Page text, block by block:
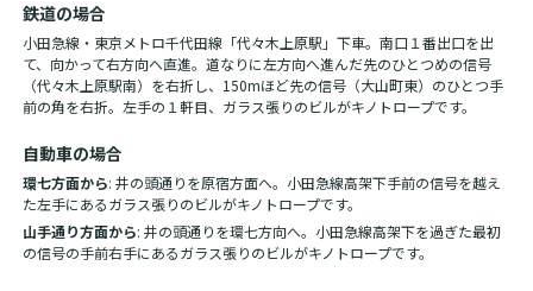
鉄道の場合
小田急線・東京メトロ千代田線「代々木上原駅」下車。南口１番出口を出
て、向かって右方向へ直進。道なりに左方向へ進んだ先のひとつめの信号
（代々木上原駅南）を右折し、150mほど先の信号（大山町東）のひとつ手
前の角を右折。左手の１軒目、ガラス張りのビルがキノトロープです。
自動車の場合
環七方面から: 井の頭通りを原宿方面へ。小田急線高架下手前の信号を越え
た左手にあるガラス張りのビルがキノトロープです。
山手通り方面から: 井の頭通りを環七方向へ。小田急線高架下を過ぎた最初
の信号の手前右手にあるガラス張りのビルがキノトロープです。